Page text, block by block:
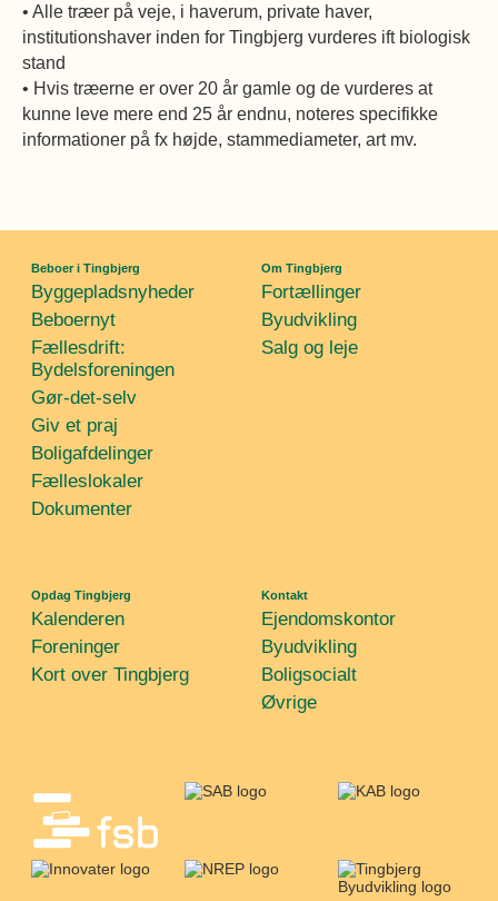
• Alle træer på veje, i haverum, private haver,
institutionshaver inden for Tingbjerg vurderes ift biologisk
stand
• Hvis træerne er over 20 år gamle og de vurderes at
kunne leve mere end 25 år endnu, noteres specifikke
informationer på fx højde, stammediameter, art mv.
Beboer i Tingbjerg
Byggepladsnyheder
Beboernyt
Fællesdrift:
Bydelsforeningen
Gør-det-selv
Giv et praj
Boligafdelinger
Fælleslokaler
Dokumenter
Om Tingbjerg
Fortællinger
Byudvikling
Salg og leje
Opdag Tingbjerg
Kalenderen
Foreninger
Kort over Tingbjerg
Kontakt
Ejendomskontor
Byudvikling
Boligsocialt
Øvrige